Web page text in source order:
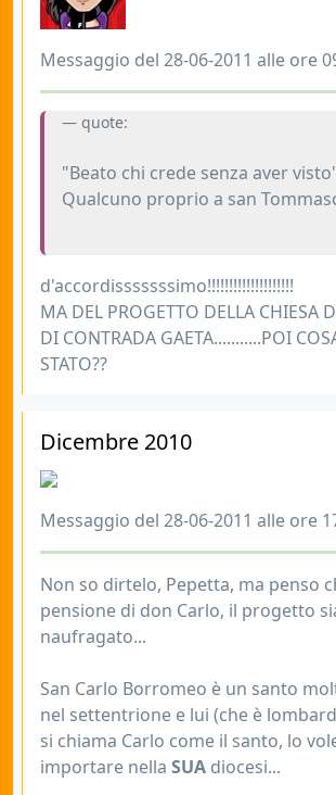
Messaggio del 28-06-2011 alle ore
quote:
"Beato chi crede senza aver
Qualcuno proprio a san
d'accordisssssssimo!!!!!!!!!!!!!!!!!!!!
MA DEL PROGETTO DELLA CHIESA
DI CONTRADA GAETA...........POI
STATO??
Dicembre 2010
Messaggio del 28-06-2011 alle ore
Non so dirtelo, Pepetta, ma penso
pensione di don Carlo, il progetto
naufragato...
San Carlo Borromeo è un santo
nel settentrione e lui (che è
si chiama Carlo come il santo, lo
importare nella SUA diocesi...